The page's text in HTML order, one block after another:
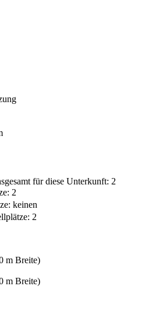
für diese Unterkunft: 2
2
keinen
2
m Breite)
m Breite)